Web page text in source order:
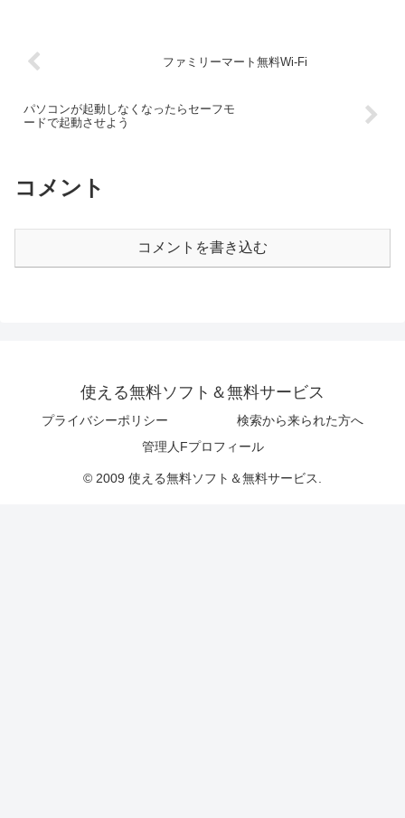
ファミリーマート無料Wi-Fi
パソコンが起動しなくなったらセーフモ
ードで起動させよう
コメント
コメントを書き込む
使える無料ソフト＆無料サービス
プライバシーポリシー
検索から来られた方へ
管理人Fプロフィール
© 2009 使える無料ソフト＆無料サービス.